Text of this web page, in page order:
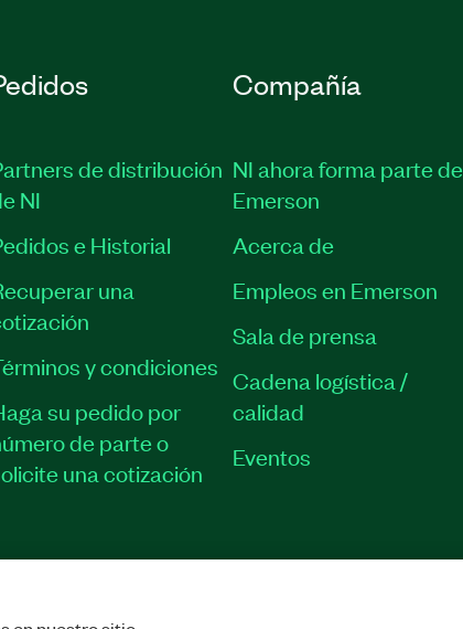
de distribución
NI
e Historial
una
y condiciones
su pedido por
de parte o
una cotización
Compañía
NI ahora forma parte de
Emerson
Acerca de
Empleos en Emerson
Sala de prensa
Cadena logística /
calidad
Eventos